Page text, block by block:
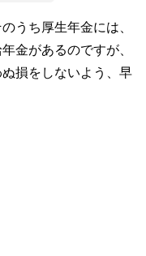
うち厚生年金には、
金があるのですが、
損をしないよう、早